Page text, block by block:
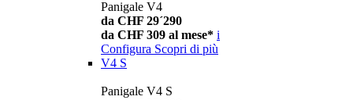
Panigale V4
da CHF 29´290
da CHF 309 al mese* i
Configura Scopri di più
V4 S
Panigale V4 S